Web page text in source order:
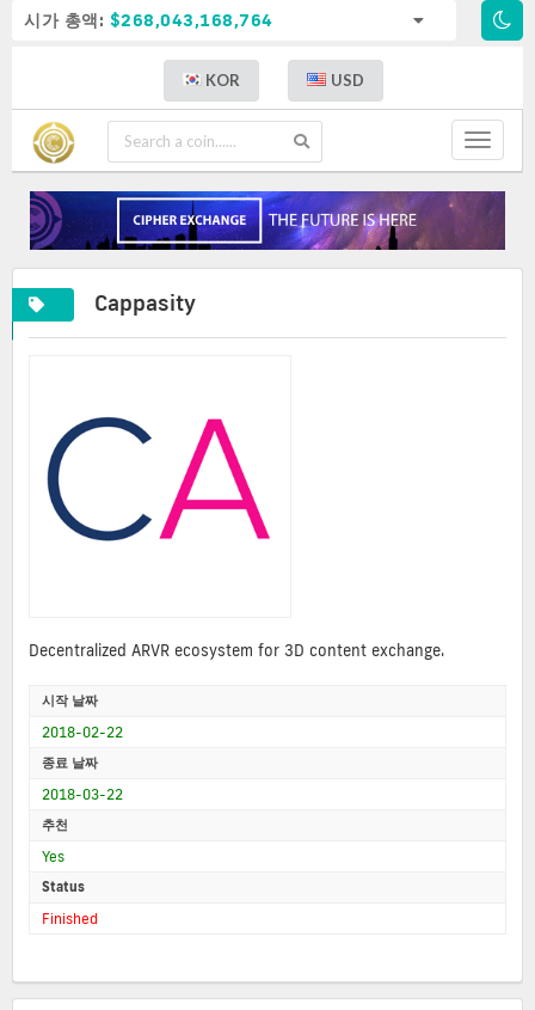
시가 총액: $268,043,168,764
KOR USD
Toggle
Cappasity
Decentralized ARVR ecosystem for 3D content exchange.
시작 날짜
2018-02-22
종료 날짜
2018-03-22
추천
Yes
Status
Finished